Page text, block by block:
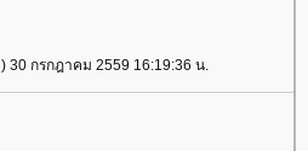
) 30 กรกฎาคม 2559 16:19:36 น.